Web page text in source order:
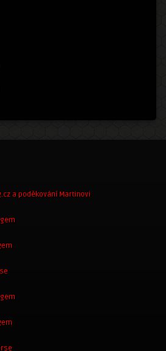
a poděkování Martinovi